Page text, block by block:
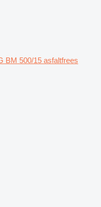
BM 500/15 asfaltfrees